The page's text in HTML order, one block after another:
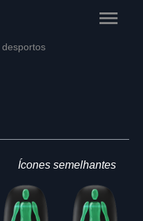
Main
Ícones semelhantes